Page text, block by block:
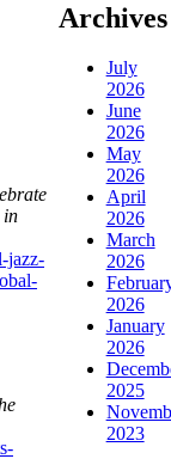
in
jazz-
Archives
July
2026
June
2026
May
2026
April
2026
March
2026
2026
January
2026
2025
2023